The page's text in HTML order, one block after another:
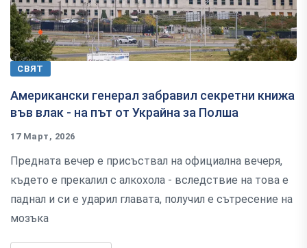
СВЯТ
Американски генерал забравил секретни книжа
във влак - на път от Украйна за Полша
17 Март, 2026
Предната вечер е присъствал на официална вечеря,
където е прекалил с алкохола - вследствие на това е
паднал и си е ударил главата, получил е сътресение на
мозъка